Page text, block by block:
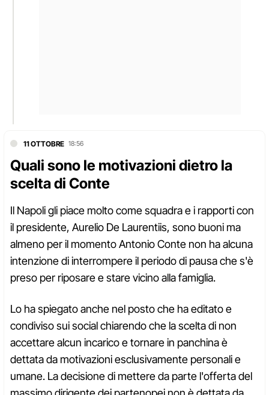
11 OTTOBRE 18:56
Quali sono le motivazioni dietro la
scelta di Conte
Il Napoli gli piace molto come squadra e i rapporti con
il presidente, Aurelio De Laurentiis, sono buoni ma
almeno per il momento Antonio Conte non ha alcuna
intenzione di interrompere il periodo di pausa che s'è
preso per riposare e stare vicino alla famiglia.
Lo ha spiegato anche nel posto che ha editato e
condiviso sui social chiarendo che la scelta di non
accettare alcun incarico e tornare in panchina è
dettata da motivazioni esclusivamente personali e
umane. La decisione di mettere da parte l'offerta del